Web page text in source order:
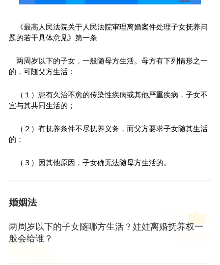
《最高人民法院关于人民法院审理离婚案件处理子女抚养问
题的若干具体意见》第一条
两周岁以下的子女，一般随母方生活。母方有下列情形之一
的，可随父方生活：
（１）患有久治不愈的传染性疾病或其他严重疾病，子女不
宜与其共同生活的；
（２）有抚养条件不尽抚养义务，而父方要求子女随其生活
的；
（３）因其他原因，子女确无法随母方生活的。
婚姻法
两周岁以下的子女随哪方生活？娃娃离婚抚养权一
般会给谁？